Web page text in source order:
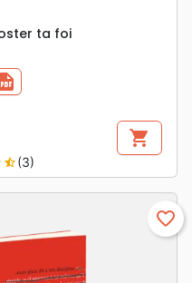
ta foi
pdf
shopping_cart
star_half(3)
favorite_border